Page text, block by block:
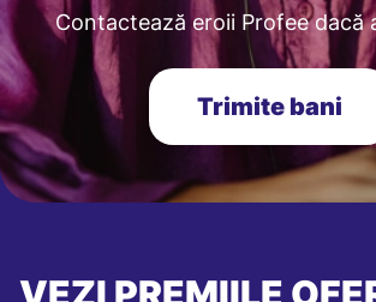
Contactează eroii Profee dacă
Trimite bani
VEZI PREMIILE